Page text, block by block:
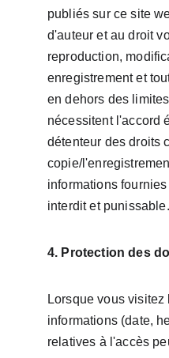
publiés sur ce site
d'auteur et au droit
reproduction,
enregistrement et
en dehors des
nécessitent l'accord
détenteur des droits
copie/
informations
interdit et punissable.
4. Protection des
Lorsque vous
informations (date,
relatives à l'accès